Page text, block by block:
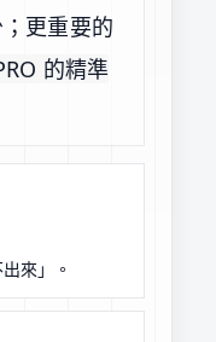
更重要的
的精準
來」。